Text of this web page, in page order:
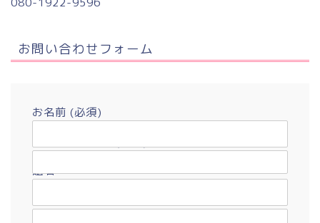
お問い合わせフォーム
お名前 (必須)
題名